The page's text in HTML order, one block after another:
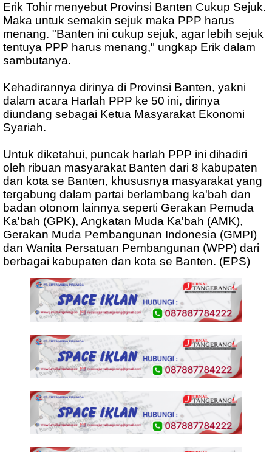
Erik Tohir menyebut Provinsi Banten Cukup Sejuk.
Maka untuk semakin sejuk maka PPP harus
menang. "Banten ini cukup sejuk, agar lebih sejuk
tentuya PPP harus menang," ungkap Erik dalam
sambutanya.
Kehadirannya dirinya di Provinsi Banten, yakni
dalam acara Harlah PPP ke 50 ini, dirinya
diundang sebagai Ketua Masyarakat Ekonomi
Syariah.
Untuk diketahui, puncak harlah PPP ini dihadiri
oleh ribuan masyarakat Banten dari 8 kabupaten
dan kota se Banten, khususnya masyarakat yang
tergabung dalam partai berlambang ka'bah dan
badan otonom lainnya seperti Gerakan Pemuda
Ka'bah (GPK), Angkatan Muda Ka'bah (AMK),
Gerakan Muda Pembangunan Indonesia (GMPI)
dan Wanita Persatuan Pembangunan (WPP) dari
berbagai kabupaten dan kota se Banten. (EPS)